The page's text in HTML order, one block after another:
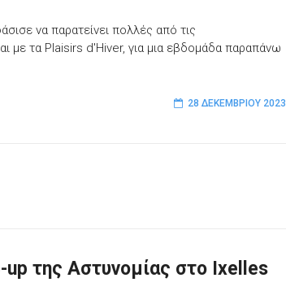
να παρατείνει πολλές από τις
με τα Plaisirs d'Hiver, για μια εβδομάδα παραπάνω
28 ΔΕΚΕΜΒΡΊΟΥ 2023
της Αστυνομίας στο Ixelles